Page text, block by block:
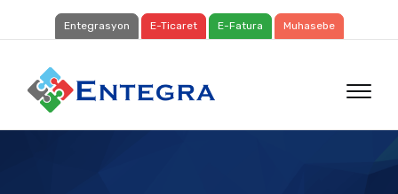
Entegrasyon E-Ticaret E-Fatura Muhasebe